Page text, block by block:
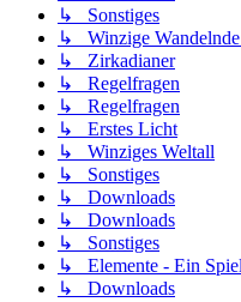
↳ Sonstiges
↳ Winzige
↳ Zirkadianer
↳ Regelfragen
↳ Regelfragen
↳ Erstes Licht
↳ Winziges Weltall
↳ Sonstiges
↳ Downloads
↳ Downloads
↳ Sonstiges
↳ Elemente - Ein Spiel
↳ Downloads